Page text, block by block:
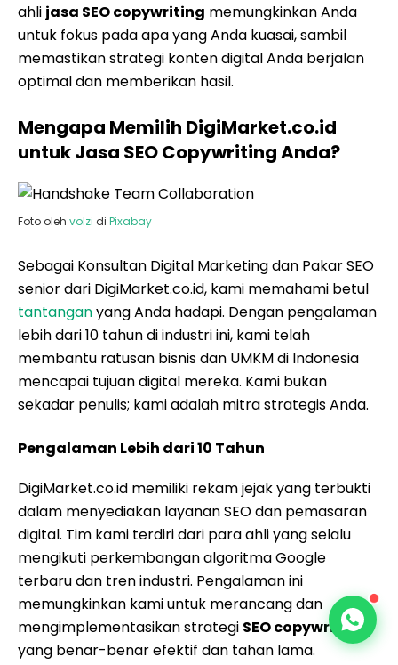
ahli jasa SEO copywriting memungkinkan Anda
untuk fokus pada apa yang Anda kuasai, sambil
memastikan strategi konten digital Anda berjalan
optimal dan memberikan hasil.
Mengapa Memilih DigiMarket.co.id
untuk Jasa SEO Copywriting Anda?
Foto oleh volzi di Pixabay
Sebagai Konsultan Digital Marketing dan Pakar SEO
senior dari DigiMarket.co.id, kami memahami betul
tantanganyang Anda hadapi. Dengan pengalaman
lebih dari 10 tahun di industri ini, kami telah
membantu ratusan bisnis dan UMKM di Indonesia
mencapai tujuan digital mereka. Kami bukan
sekadar penulis; kami adalah mitra strategis Anda.
Pengalaman Lebih dari 10 Tahun
DigiMarket.co.id memiliki rekam jejak yang terbukti
dalam menyediakan layanan SEO dan pemasaran
digital. Tim kami terdiri dari para ahli yang selalu
mengikuti perkembangan algoritma Google
terbaru dan tren industri. Pengalaman ini
memungkinkan kami untuk merancang dan
mengimplementasikan strategi SEO copywriting
yang benar-benar efektif dan tahan lama.